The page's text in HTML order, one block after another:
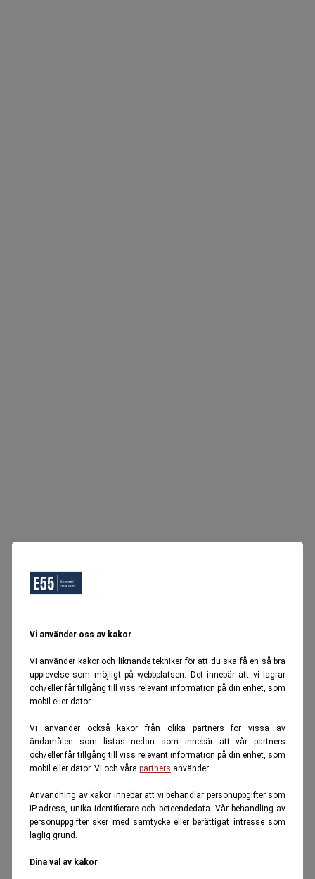
Vi använder oss av kakor
Vi använder kakor och liknande tekniker för att du ska få en så bra
upplevelse som möjligt på webbplatsen. Det innebär att vi lagrar
och/eller får tillgång till viss relevant information på din enhet, som
mobil eller dator.
Vi använder också kakor från olika partners för vissa av
ändamålen som listas nedan som innebär att vår partners
och/eller får tillgång till viss relevant information på din enhet, som
mobil eller dator. Vi och våra partners använder.
Användning av kakor innebär att vi behandlar personuppgifter som
IP-adress, unika identifierare och beteendedata. Vår behandling av
personuppgifter sker med samtycke eller berättigat intresse som
laglig grund.
Dina val av kakor